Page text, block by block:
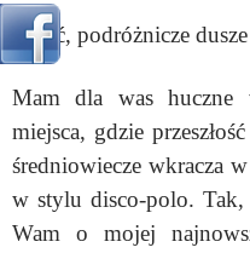
Cześć, podróżnicze
Mam dla was huczne
miejsca, gdzie
średniowiecze wkracza
w stylu disco-polo. Tak,
Wam o mojej